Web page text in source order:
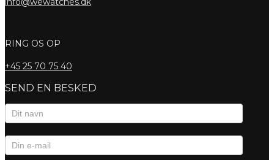
RING OS OP
+45 25 70 75 40
SEND EN BESKED
Kontaktformular